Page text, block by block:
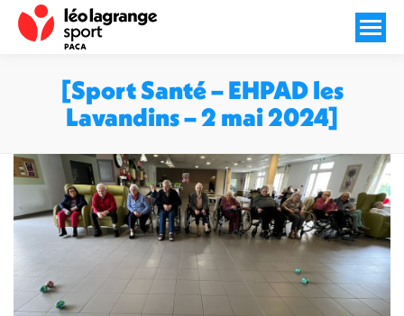
[Sport Santé – EHPAD les
Lavandins – 2 mai 2024]